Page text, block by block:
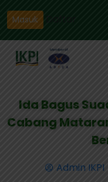
Masuk
Ida Bagus
Cabang
Admin IKPI